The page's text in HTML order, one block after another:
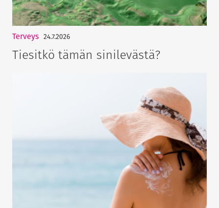
Terveys 24.7.2026
Tiesitkö tämän sinilevästä?